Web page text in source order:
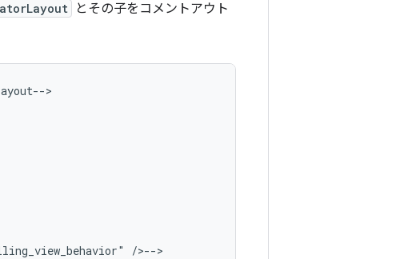
とその子をコメントアウト
>
/>-->